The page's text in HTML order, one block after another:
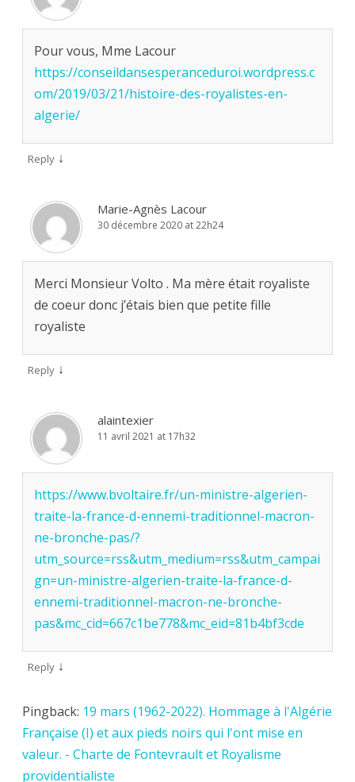
Pour vous, Mme Lacour
https://conseildansesperanceduroi.wordpress.c
om/2019/03/21/histoire-des-royalistes-en-
algerie/
Reply ↓
Marie-Agnès Lacour
30 décembre 2020 at 22h24
Merci Monsieur Volto . Ma mère était royaliste
de coeur donc j’étais bien que petite fille
royaliste
Reply ↓
alaintexier
11 avril 2021 at 17h32
https://www.bvoltaire.fr/un-ministre-algerien-
traite-la-france-d-ennemi-traditionnel-macron-
ne-bronche-pas/?
utm_source=rss&utm_medium=rss&utm_campai
gn=un-ministre-algerien-traite-la-france-d-
ennemi-traditionnel-macron-ne-bronche-
pas&mc_cid=667c1be778&mc_eid=81b4bf3cde
Reply ↓
Pingback: 19 mars (1962-2022). Hommage à l'Algérie
Française (I) et aux pieds noirs qui l'ont mise en
valeur. - Charte de Fontevrault et Royalisme
providentialiste